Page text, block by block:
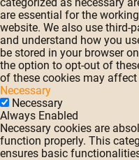
are essential for the
website. We also use third-
and understand how you
be stored in your browser
the option to opt-out of
of these cookies may
Necessary
Necessary
Always Enabled
Necessary cookies are
function properly. This
ensures basic